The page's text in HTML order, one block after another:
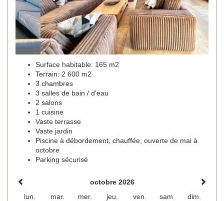
Surface habitable: 165 m2
Terrain: 2 600 m2
3 chambres
3 salles de bain / d'eau
2 salons
1 cuisine
Vaste terrasse
Vaste jardin
Piscine à débordement, chauffée, ouverte de mai à
octobre
Parking sécurisé
octobre 2026
lun.
mar. mer. jeu. ven. sam.
dim.